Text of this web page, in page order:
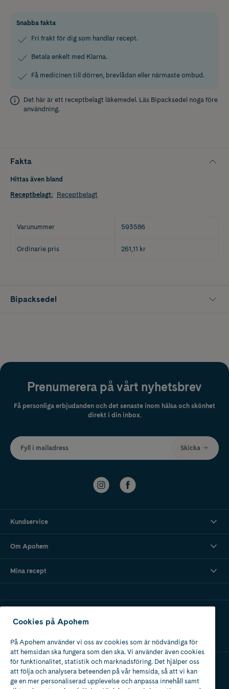
Snabba fakta
Fri frakt för dig som handlar recept.
Betala enkelt med Klarna.
Få medicinen till dörren, brevlådan eller närmaste ombud.
Det här är ett receptbelagt läkemedel. Läs Bipacksedel noga före
användning.
Fakta
Hittas även bland
Receptbelagt: Receptbelagt
Varunummer 593586
Ordinarie pris 261,11 kr
Bipacksedel
Prenumerera på vårt nyhetsbrev
Få personliga erbjudanden och det senaste inom hälsa och skönhet
direkt i din inbox.
Fyll i mailadress Skicka
Kundservice
Om Apohem
Mina recept
Apotek med tillstånd
av Läkemedelsverket
Cookies på Apohem
På Apohem använder vi oss av cookies som är nödvändiga för
att hemsidan ska fungera som den ska. Vi använder även cookies
för funktionalitet, statistik och marknadsföring. Det hjälper oss
att följa och analysera beteenden på vår hemsida, så att vi kan
ge en mer personaliserad upplevelse och anpassa innehåll samt